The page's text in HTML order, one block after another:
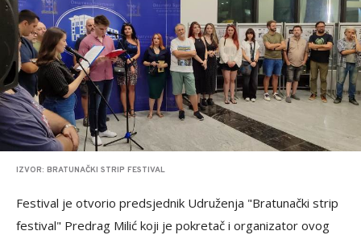
IZVOR: BRATUNAČKI STRIP FESTIVAL
Festival je otvorio predsjednik Udruženja "Bratunački strip
festival" Predrag Milić koji je pokretač i organizator ovog